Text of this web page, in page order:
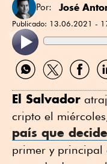
Por: José
Publicado: 13.06.2021 -
Compartir
por
Compartir
por
por
por
El Salvador
cripto el
país que
primer y principal